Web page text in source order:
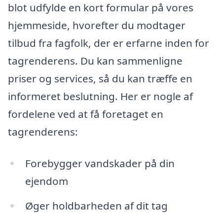
blot udfylde en kort formular på vores
hjemmeside, hvorefter du modtager
tilbud fra fagfolk, der er erfarne inden for
tagrenderens. Du kan sammenligne
priser og services, så du kan træffe en
informeret beslutning. Her er nogle af
fordelene ved at få foretaget en
tagrenderens:
Forebygger vandskader på din
ejendom
Øger holdbarheden af dit tag